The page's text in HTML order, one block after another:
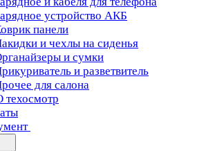
устройство АКБ
панели
и чехлы на сиденья
и сумки
и разветвитель
для салона
техосмотр